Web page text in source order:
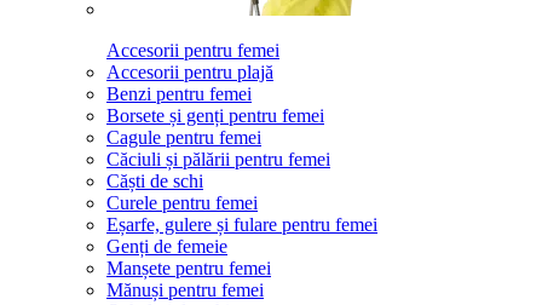
Accesorii pentru femei
Accesorii pentru plajă
Benzi pentru femei
Borsete și genți pentru femei
Cagule pentru femei
Căciuli și pălării pentru femei
Căști de schi
Curele pentru femei
Eșarfe, gulere și fulare pentru femei
Genți de femeie
Manșete pentru femei
Mănuși pentru femei